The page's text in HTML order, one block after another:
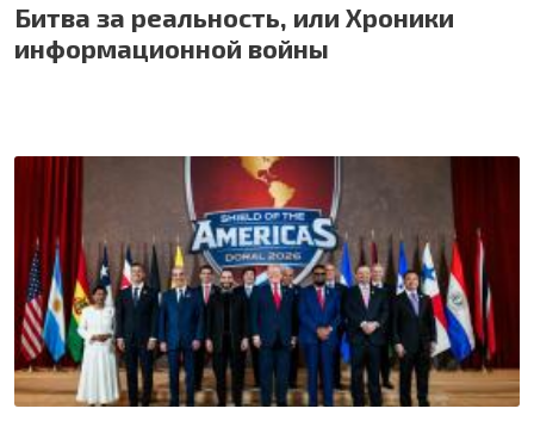
Битва за реальность, или Хроники
информационной войны